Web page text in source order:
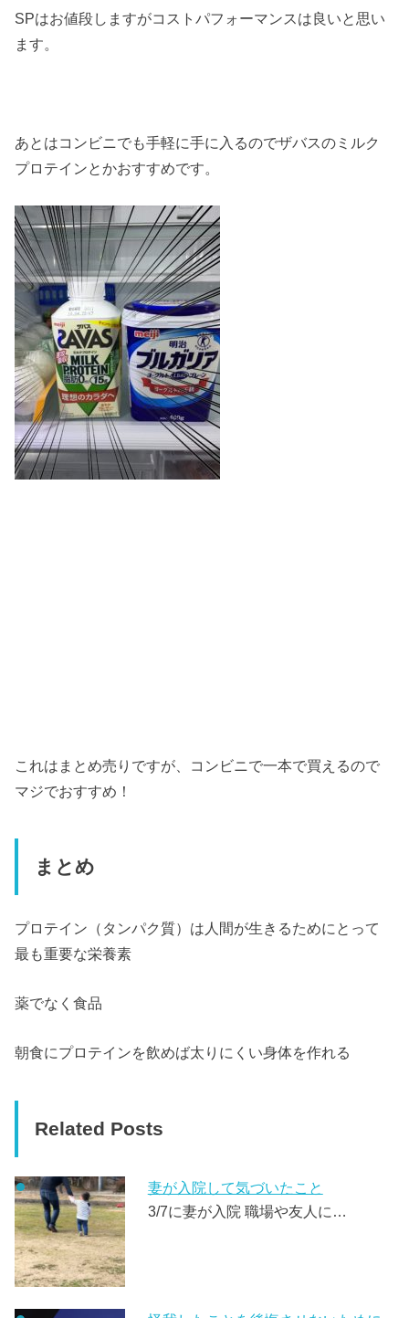
SPはお値段しますがコストパフォーマンスは良いと思い
ます。
あとはコンビニでも手軽に手に入るのでザバスのミルク
プロテインとかおすすめです。
これはまとめ売りですが、コンビニで一本で買えるので
マジでおすすめ！
まとめ
プロテイン（タンパク質）は人間が生きるためにとって
最も重要な栄養素
薬でなく食品
朝食にプロテインを飲めば太りにくい身体を作れる
Related Posts
妻が入院して気づいたこと
3/7に妻が入院 職場や友人に…